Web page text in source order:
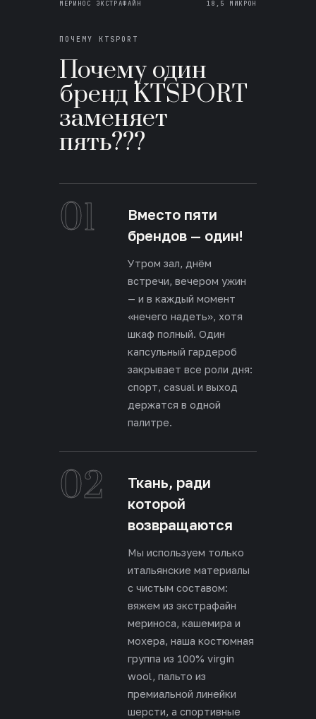
МЕРИНОС ЭКСТРАФАЙН 18,5 МИКРОН
ПОЧЕМУ KTSPORT
Почему один
бренд KTSPORT
заменяет
пять???
01
Вместо пяти
брендов — один!
Утром зал, днём
встречи, вечером ужин
— и в каждый момент
«нечего надеть», хотя
шкаф полный. Один
капсульный гардероб
закрывает все роли дня:
спорт, casual и выход
держатся в одной
палитре.
02
Ткань, ради
которой
возвращаются
Мы используем только
итальянские материалы
с чистым составом:
вяжем из экстрафайн
мериноса, кашемира и
мохера, наша костюмная
группа из 100% virgin
wool, пальто из
премиальной линейки
шерсти, а спортивные